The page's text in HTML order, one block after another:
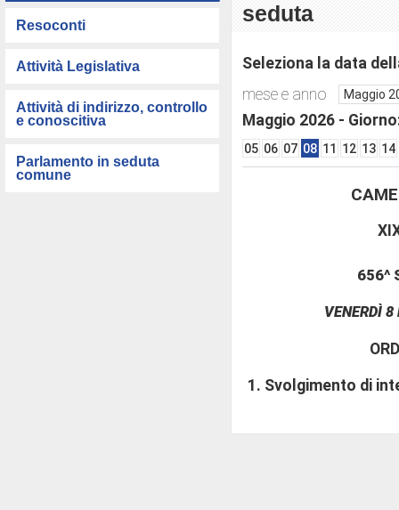
Resoconti
Attività Legislativa
Attività di indirizzo, controllo
e conoscitiva
Parlamento in seduta
comune
seduta
Seleziona la data
mese e anno
Maggio 2026 -
05 06 07 08 11 12 13 14
656^
VENERDÌ
Svolgimento di